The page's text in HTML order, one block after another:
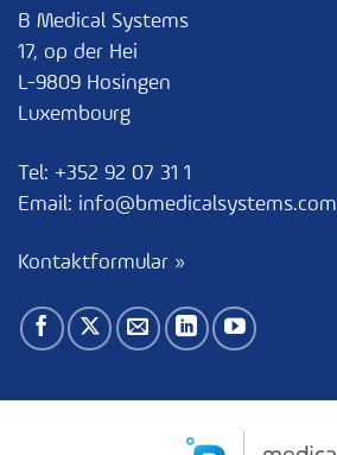
B Medical Systems
17, op der Hei
L-9809 Hosingen
Luxembourg
Tel: +352 92 07 31 1
Email: info@bmedicalsystems.com
Kontaktformular »